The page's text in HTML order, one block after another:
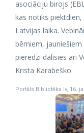
asociāciju birojs
kas notiks piektdien,
Latvijas laika.
bērniem,
pieredzi dalīsies arī
Krista Karabeško.
Portāls Bibliotēka.lv, 16.